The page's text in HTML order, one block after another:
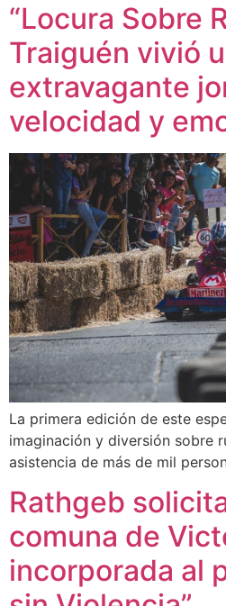
“Locura Sobre
Traiguén vivió
extravagante
velocidad y
La primera edición de este
imaginación y diversión sobre
asistencia de más de mil
Rathgeb
comuna de
incorporada al